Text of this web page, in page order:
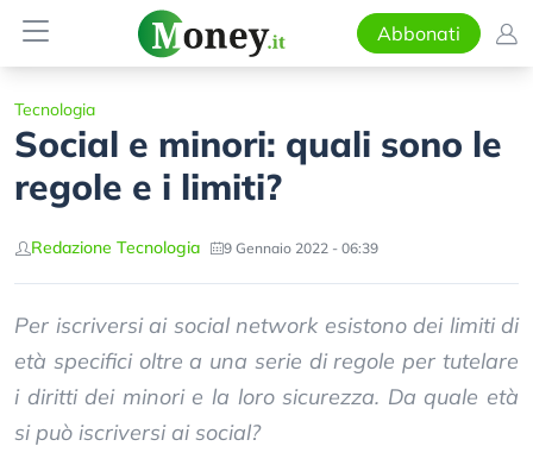
Abbonati
Tecnologia
Social e minori: quali sono le
regole e i limiti?
Redazione Tecnologia 9 Gennaio 2022 - 06:39
Per iscriversi ai social network esistono dei limiti di
età specifici oltre a una serie di regole per tutelare
i diritti dei minori e la loro sicurezza. Da quale età
si può iscriversi ai social?